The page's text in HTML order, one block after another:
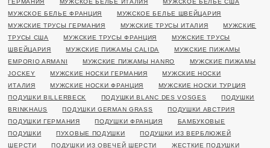
ГЕРМАНИЯ
МУЖСКОЕ БЕЛЬЕ ИТАЛИЯ
МУЖСКОЕ БЕЛЬЕ США
МУЖСКОЕ БЕЛЬЕ ФРАНЦИЯ
МУЖСКОЕ БЕЛЬЕ ШВЕЙЦАРИЯ
МУЖСКИЕ ТРУСЫ ГЕРМАНИЯ
МУЖСКИЕ ТРУСЫ ИТАЛИЯ
МУЖСКИЕ
ТРУСЫ США
МУЖСКИЕ ТРУСЫ ФРАНЦИЯ
МУЖСКИЕ ТРУСЫ
ШВЕЙЦАРИЯ
МУЖСКИЕ ПИЖАМЫ CALIDA
МУЖСКИЕ ПИЖАМЫ
EMPORIO ARMANI
МУЖСКИЕ ПИЖАМЫ HANRO
МУЖСКИЕ ПИЖАМЫ
JOCKEY
МУЖСКИЕ НОСКИ ГЕРМАНИЯ
МУЖСКИЕ НОСКИ
ИТАЛИЯ
МУЖСКИЕ НОСКИ ФРАНЦИЯ
МУЖСКИЕ НОСКИ ТУРЦИЯ
ПОДУШКИ BILLERBECK
ПОДУШКИ BLANC DES VOSGES
ПОДУШКИ
BRINKHAUS
ПОДУШКИ GERMAN GRASS
ПОДУШКИ АВСТРИЯ
ПОДУШКИ ГЕРМАНИЯ
ПОДУШКИ ФРАНЦИЯ
БАМБУКОВЫЕ
ПОДУШКИ
ПУХОВЫЕ ПОДУШКИ
ПОДУШКИ ИЗ ВЕРБЛЮЖЕЙ
ШЕРСТИ
ПОДУШКИ ИЗ ОВЕЧЕЙ ШЕРСТИ
ЖЕСТКИЕ ПОДУШКИ